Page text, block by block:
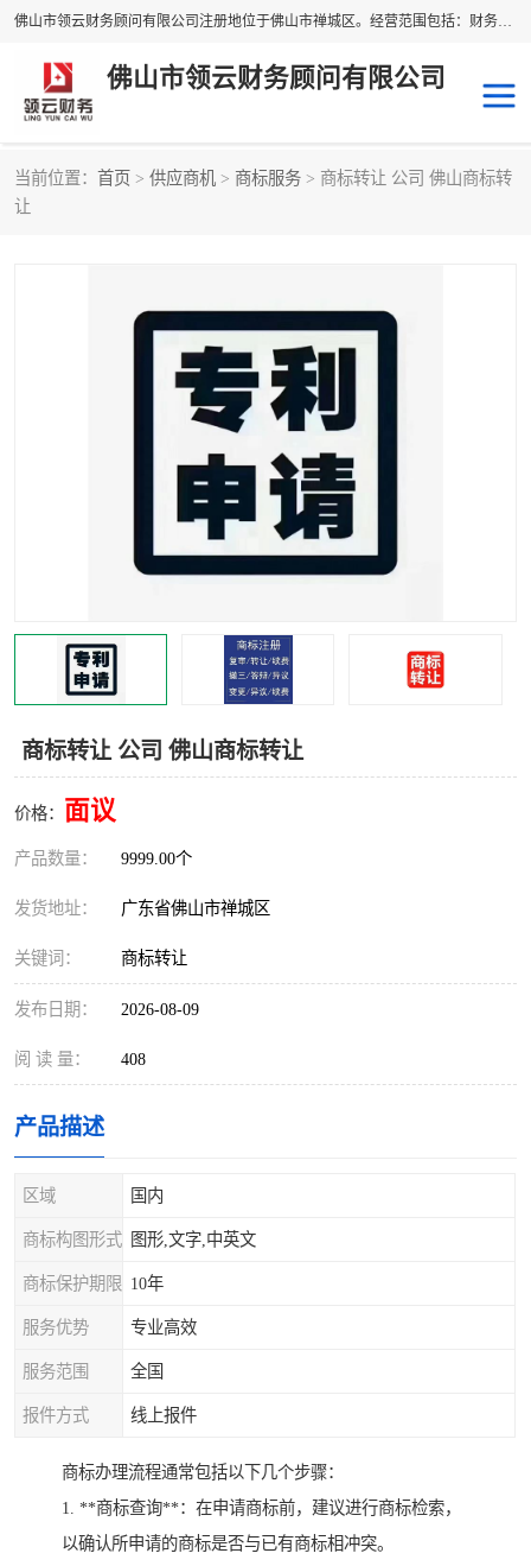
佛山市领云财务顾问有限公司注册地位于佛山市禅城区。经营范围包括：财务咨询，税务服务，企业管理咨询，信息咨询服务，法律咨询顾问，商务代理代办等服务；主要项目有：代理记账，旧账账务处理，疑难账务处理，建账审账；纳税申报，网上申请发票，企业税务分析、审查与评估；注册个体工商户，注册公司，公司注销；企业名称、地址、法人、股东、经营范围、营业期限等资料变更；商标注册、商标转让。财税审计、税务咨询、公司年审。
佛山市领云财务顾问有限公司
当前位置： 首页 > 供应商机 > 商标服务 > 商标转让 公司 佛山商标转
让
商标转让 公司 佛山商标转让
价格： 面议
产品数量： 9999.00个
发货地址： 广东省佛山市禅城区
关键词： 商标转让
发布日期： 2026-08-09
阅 读 量： 408
产品描述
区域 国内
商标构图形式 图形,文字,中英文
商标保护期限 10年
服务优势 专业高效
服务范围 全国
报件方式 线上报件
商标办理流程通常包括以下几个步骤：
1. **商标查询**：在申请商标前，建议进行商标检索，
以确认所申请的商标是否与已有商标相冲突。
进出口经营权